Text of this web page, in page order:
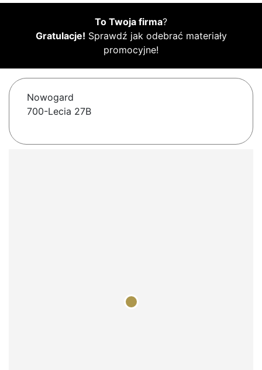
To Twoja firma?
Gratulacje! Sprawdź jak odebrać materiały
promocyjne!
Nowogard
700-Lecia 27B